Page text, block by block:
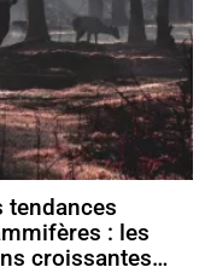
tendances
: les
croissantes…